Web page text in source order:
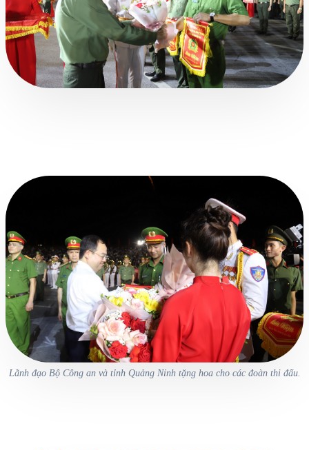
Lãnh đạo Bộ Công an và tỉnh Quảng Ninh tặng hoa cho các đoàn thi đấu.